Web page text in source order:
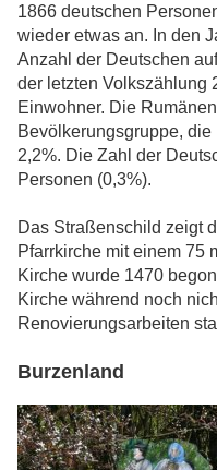
1866 deutschen
wieder etwas an. In den
Anzahl der Deutschen
der letzten Volkszählung
Einwohner. Die
Bevölkerungsgruppe,
2,2%. Die Zahl der
Personen (0,3%).
Das Straßenschild zeigt
Pfarrkirche mit einem 75
Kirche wurde 1470
Kirche während noch
Renovierungsarbeiten
Burzenland